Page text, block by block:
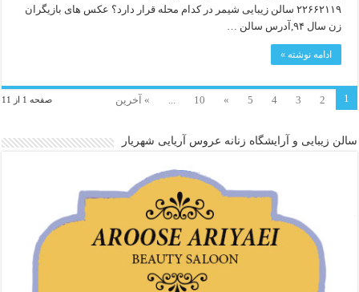
۲۲۶۶۲۱۱۹ سالن زیبایی شیمر در کدام محله قرار دارد؟ عکس های بازیگران
زن سال ۹۴,آدرس سالن …
ادامه نوشته »
صفحه 1 از 11 1
2
3
4
5
»
10 » آخرین
سالن زیبایی و آرایشگاه زنانه عروس آریایی شهریار